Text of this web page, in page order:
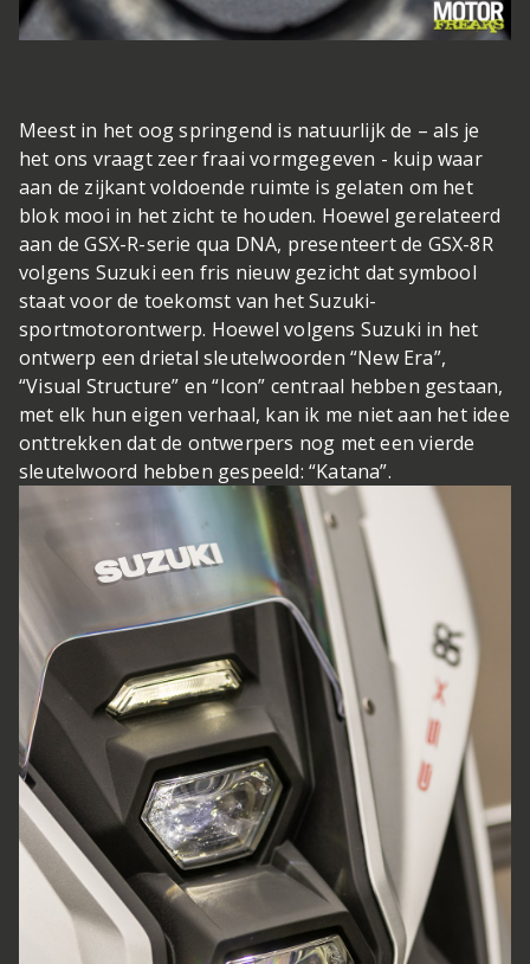
Meest in het oog springend is natuurlijk de – als je
het ons vraagt zeer fraai vormgegeven - kuip waar
aan de zijkant voldoende ruimte is gelaten om het
blok mooi in het zicht te houden. Hoewel gerelateerd
aan de GSX-R-serie qua DNA, presenteert de GSX-8R
volgens Suzuki een fris nieuw gezicht dat symbool
staat voor de toekomst van het Suzuki-
sportmotorontwerp. Hoewel volgens Suzuki in het
ontwerp een drietal sleutelwoorden “New Era”,
“Visual Structure” en “Icon” centraal hebben gestaan,
met elk hun eigen verhaal, kan ik me niet aan het idee
onttrekken dat de ontwerpers nog met een vierde
sleutelwoord hebben gespeeld: “Katana”.